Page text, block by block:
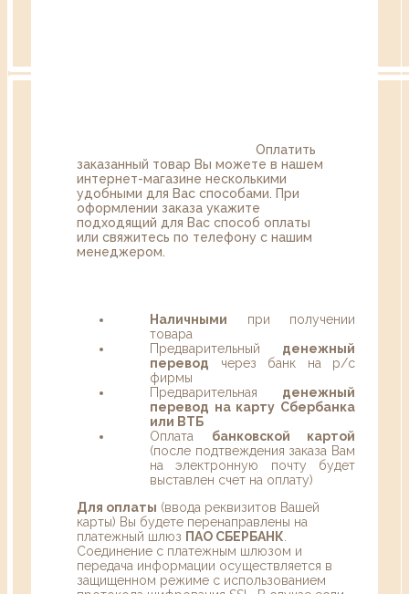
Оплатить
заказанный товар Вы можете в нашем
интернет-магазине несколькими
удобными для Вас способами. При
оформлении заказа укажите
подходящий для Вас способ оплаты
или свяжитесь по телефону с нашим
менеджером.
Наличными при получении
товара
Предварительный денежный
перевод через банк на р/с
фирмы
Предварительная денежный
перевод на карту Сбербанка
или ВТБ
Оплата банковской картой
(после подтвеждения заказа Вам
на электронную почту будет
выставлен счет на оплату)
Для оплаты (ввода реквизитов Вашей
карты) Вы будете перенаправлены на
платежный шлюз ПАО СБЕРБАНК
Соединение с платежным шлюзом и
передача информации осуществляется в
защищенном режиме с использованием